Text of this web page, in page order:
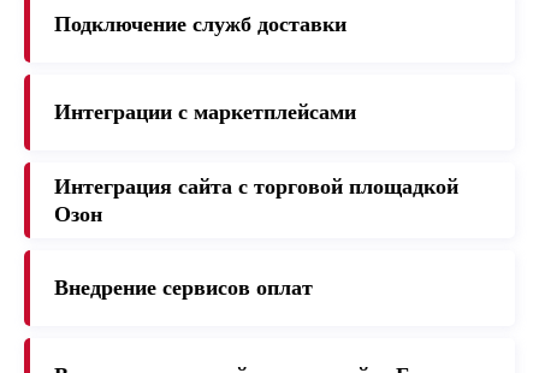
Подключение служб доставки
Интеграции с маркетплейсами
Интеграция сайта с торговой площадкой
Озон
Внедрение сервисов оплат